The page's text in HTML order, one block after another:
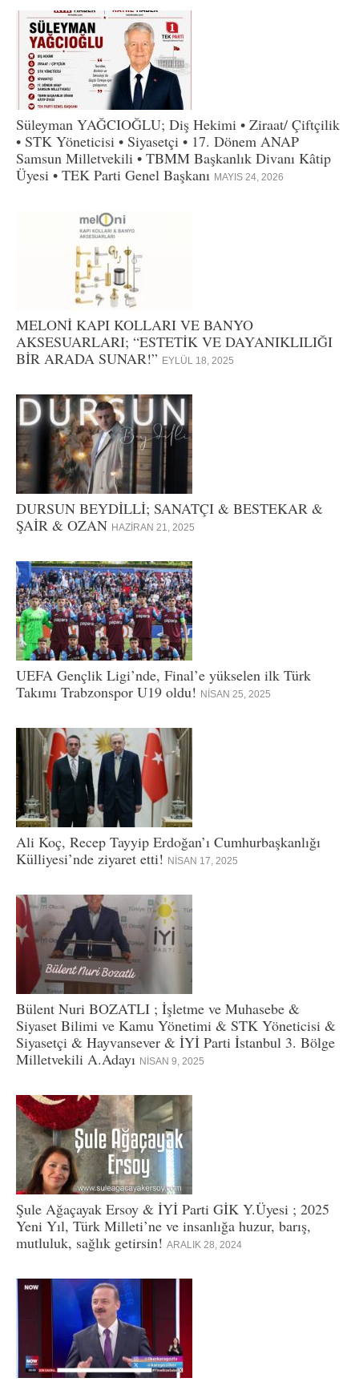
Süleyman YAĞCIOĞLU; Diş Hekimi • Ziraat/ Çiftçilik
• STK Yöneticisi • Siyasetçi • 17. Dönem ANAP
Samsun Milletvekili • TBMM Başkanlık Divanı Kâtip
Üyesi • TEK Parti Genel Başkanı MAYIS 24, 2026
MELONİ KAPI KOLLARI VE BANYO
AKSESUARLARI; “ESTETİK VE DAYANIKLILIĞI
BİR ARADA SUNAR!” EYLÜL 18, 2025
DURSUN BEYDİLLİ; SANATÇI & BESTEKAR &
ŞAİR & OZAN HAZIRAN 21, 2025
UEFA Gençlik Ligi’nde, Final’e yükselen ilk Türk
Takımı Trabzonspor U19 oldu! NISAN 25, 2025
Ali Koç, Recep Tayyip Erdoğan’ı Cumhurbaşkanlığı
Külliyesi’nde ziyaret etti! NISAN 17, 2025
Bülent Nuri BOZATLI ; İşletme ve Muhasebe &
Siyaset Bilimi ve Kamu Yönetimi & STK Yöneticisi &
Siyasetçi & Hayvansever & İYİ Parti İstanbul 3. Bölge
Milletvekili A.Adayı NISAN 9, 2025
Şule Ağaçayak Ersoy & İYİ Parti GİK Y.Üyesi ; 2025
Yeni Yıl, Türk Milleti’ne ve insanlığa huzur, barış,
mutluluk, sağlık getirsin! ARALIK 28, 2024